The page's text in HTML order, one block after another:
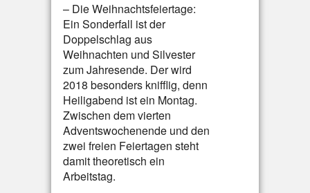
– Die Weihnachtsfeiertage:
Ein Sonderfall ist der
Doppelschlag aus
Weihnachten und Silvester
zum Jahresende. Der wird
2018 besonders knifflig, denn
Heiligabend ist ein Montag.
Zwischen dem vierten
Adventswochenende und den
zwei freien Feiertagen steht
damit theoretisch ein
Arbeitstag.